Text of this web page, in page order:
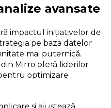
avansate
impactul inițiativelor de
pe baza datelor
mai puternică.
Mirro oferă liderilor
optimizare
și ajustează